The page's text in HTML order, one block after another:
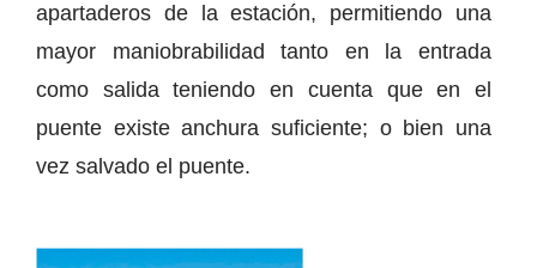
apartaderos de la estación, permitiendo una
mayor maniobrabilidad tanto en la entrada
como salida teniendo en cuenta que en el
puente existe anchura suficiente; o bien una
vez salvado el puente.